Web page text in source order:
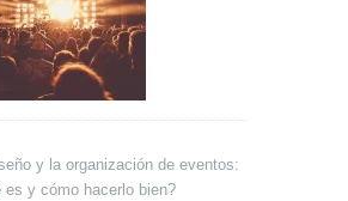
y la organización de eventos:
es y cómo hacerlo bien?